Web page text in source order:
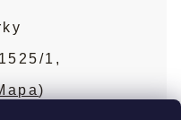
1,
)